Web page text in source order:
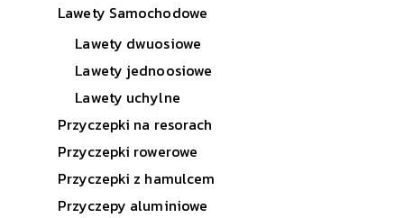
Lawety Samochodowe
Lawety dwuosiowe
Lawety jednoosiowe
Lawety uchylne
Przyczepki na resorach
Przyczepki rowerowe
Przyczepki z hamulcem
Przyczepy aluminiowe